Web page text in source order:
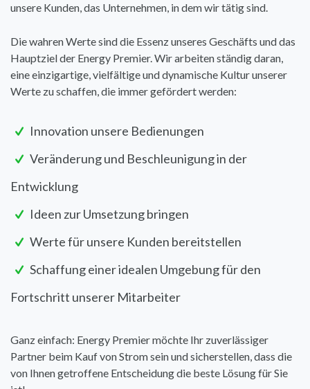
unsere Kunden, das Unternehmen, in dem wir tätig sind.
Die wahren Werte sind die Essenz unseres Geschäfts und das
Hauptziel der Energy Premier. Wir arbeiten ständig daran,
eine einzigartige, vielfältige und dynamische Kultur unserer
Werte zu schaffen, die immer gefördert werden:
Innovation unsere Bedienungen
Veränderung und Beschleunigung in der
Entwicklung
Ideen zur Umsetzung bringen
Werte für unsere Kunden bereitstellen
Schaffung einer idealen Umgebung für den
Fortschritt unserer Mitarbeiter
Ganz einfach: Energy Premier möchte Ihr zuverlässiger
Partner beim Kauf von Strom sein und sicherstellen, dass die
von Ihnen getroffene Entscheidung die beste Lösung für Sie